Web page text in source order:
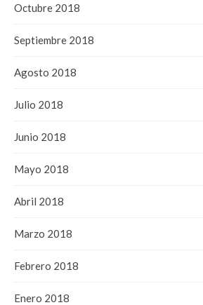
Octubre 2018
Septiembre 2018
Agosto 2018
Julio 2018
Junio 2018
Mayo 2018
Abril 2018
Marzo 2018
Febrero 2018
Enero 2018